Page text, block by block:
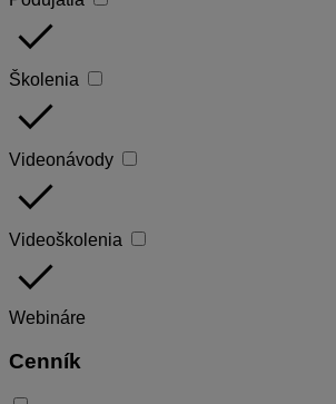
done
Školenia
done
Videonávody
done
Videoškolenia
done
Webináre
Cenník